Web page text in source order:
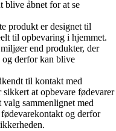
blive åbnet for at se
produkt er designet til
til opbevaring i hjemmet.
end produkter, der
og derfor kan blive
til kontakt med
at opbevare fødevarer
sammenlignet med
og derfor